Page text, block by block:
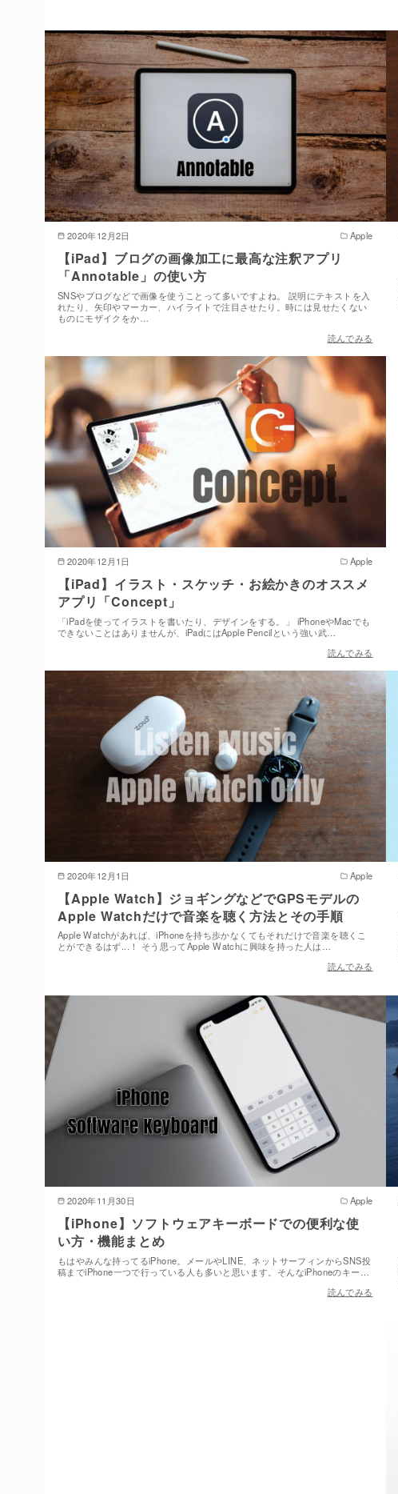
2020年12月2日 Apple
【iPad】ブログの画像加工に最高な注釈アプリ
「Annotable」の使い方
SNSやブログなどで画像を使うことって多いですよね。 説明にテキストを入
れたり、矢印やマーカー、ハイライトで注目させたり。時には見せたくない
ものにモザイクをか…
読んでみる
2020年12月1日 Apple
【iPad】イラスト・スケッチ・お絵かきのオススメ
アプリ「Concept」
「iPadを使ってイラストを書いたり、デザインをする。」 iPhoneやMacでも
できないことはありませんが、iPadにはApple Pencilという強い武…
読んでみる
2020年12月1日 Apple
【Apple Watch】ジョギングなどでGPSモデルの
Apple Watchだけで音楽を聴く方法とその手順
Apple Watchがあれば、iPhoneを持ち歩かなくてもそれだけで音楽を聴くこ
とができるはず...！ そう思ってApple Watchに興味を持った人は…
読んでみる
2020年11月30日 Apple
【iPhone】ソフトウェアキーボードでの便利な使
い方・機能まとめ
もはやみんな持ってるiPhone。メールやLINE、ネットサーフィンからSNS投
稿までiPhone一つで行っている人も多いと思います。そんなiPhoneのキー…
読んでみる